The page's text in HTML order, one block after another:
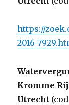
https://
2016-
Kromme
Utrecht